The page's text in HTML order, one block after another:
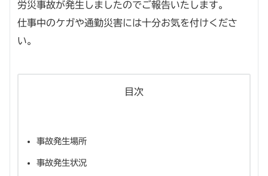
労災事故が発生しましたのでご報告いたします。
仕事中のケガや通勤災害には十分お気を付けくださ
い。
目次
事故発生場所
事故発生状況